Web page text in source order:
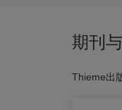
期刊
Thieme出